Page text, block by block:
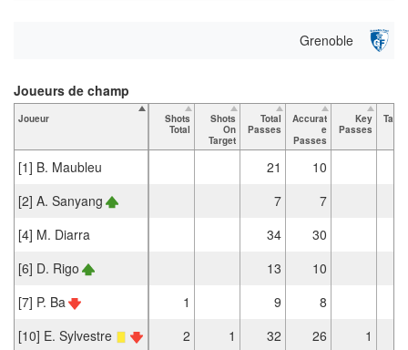
Grenoble
Joueur
Shots
Total
Shots
On
Target
Total
Passes
Accurat
e
Passes
Key
Passes
[1] B. Maubleu 21
10
[2] A. Sanyang
7
7
[4] M. Diarra
34
30
[6] D. Rigo
13
10
[7] P. Ba
1 9
8
[10] E. Sylvestre
2 1 32 26
1
Joueurs de champ